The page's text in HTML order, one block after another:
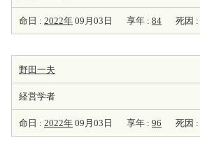
命日 : 2022年 09月03日 享年 : 84 死因 :
野田一夫
経営学者
命日 : 2022年 09月03日 享年 : 96 死因 :